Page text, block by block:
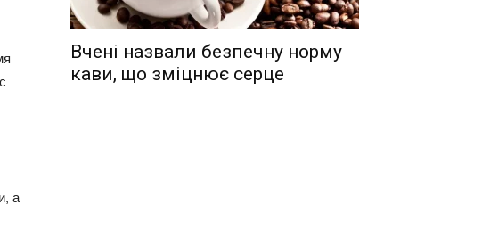
а
Вчені назвали безпечну норму
кави, що зміцнює серце